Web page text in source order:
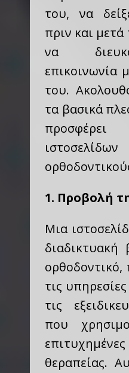
του, να
πριν και μετά
να
επικοινωνία
του.
τα βασικά
1. Προβολή
Μια
διαδικτυακή
ορθοδοντικό,
τις
τις
που
θεραπείας.